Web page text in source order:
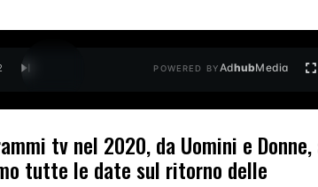
POWERED BYAdhubMedia
tv nel 2020, da Uomini e Donne,
tutte le date sul ritorno delle